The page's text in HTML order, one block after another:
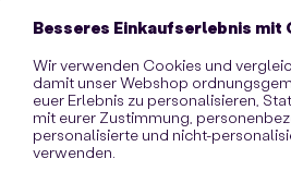
information).
Besseres Einkaufserlebnis mit
Wir verwenden Cookies und
damit unser Webshop
euer Erlebnis zu personalisieren,
mit eurer Zustimmung,
personalisierte und nicht-
verwenden.